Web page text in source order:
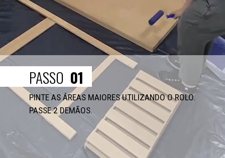
01
PINTE AS ÁREAS MAIORES UTILIZANDO O ROLO.
PASSE 2 DEMÃOS.
PASSO